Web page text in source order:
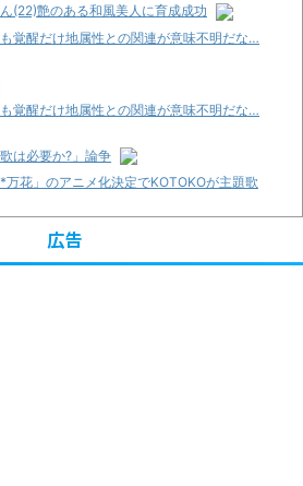
ん(22)艶のある和風美人に育成成功
も覚醒だけ地属性との関連が意味不明だな…
も覚醒だけ地属性との関連が意味不明だな…
は必要か?」論争
*万花」のアニメ化決定でKOTOKOが主題歌
広告